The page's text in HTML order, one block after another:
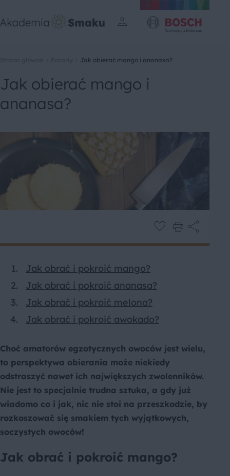
Jak obierać mango i ananasa?
Jak obierać mango i
ananasa?
Jak obrać i pokroić mango?
Jak obrać i pokroić ananasa?
Jak obrać i pokroić melona?
Jak obrać i pokroić awokado?
Choć amatorów egzotycznych owoców jest wielu,
to perspektywa obierania może niekiedy
odstraszyć nawet ich największych zwolenników.
Nie jest to specjalnie trudna sztuka, a gdy już
wiadomo co i jak, nic nie stoi na przeszkodzie, by
rozkoszować się smakiem tych wyjątkowych,
soczystych owoców!
Jak obrać i pokroić mango?